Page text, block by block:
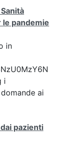
le pandemie
in
i
ai
pazienti